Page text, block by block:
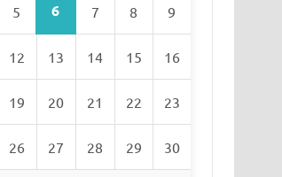
5 6 7 8 9
12 13 14 15 16
19 20 21 22 23
26 27 28 29 30